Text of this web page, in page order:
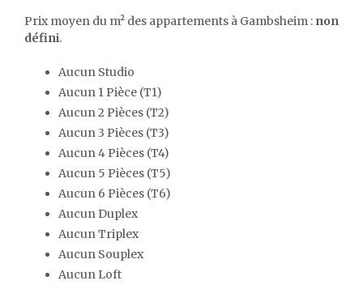
Prix moyen du m² des appartements à Gambsheim : non
défini.
Aucun Studio
Aucun 1 Pièce (T1)
Aucun 2 Pièces (T2)
Aucun 3 Pièces (T3)
Aucun 4 Pièces (T4)
Aucun 5 Pièces (T5)
Aucun 6 Pièces (T6)
Aucun Duplex
Aucun Triplex
Aucun Souplex
Aucun Loft